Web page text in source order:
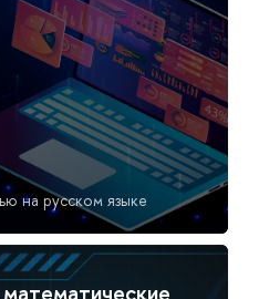
на русском языке